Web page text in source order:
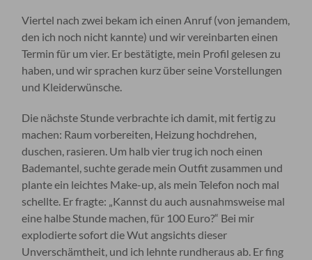
Viertel nach zwei bekam ich einen Anruf (von jemandem,
den ich noch nicht kannte) und wir vereinbarten einen
Termin für um vier. Er bestätigte, mein Profil gelesen zu
haben, und wir sprachen kurz über seine Vorstellungen
und Kleiderwünsche.
Die nächste Stunde verbrachte ich damit, mit fertig zu
machen: Raum vorbereiten, Heizung hochdrehen,
duschen, rasieren. Um halb vier trug ich noch einen
Bademantel, suchte gerade mein Outfit zusammen und
plante ein leichtes Make-up, als mein Telefon noch mal
schellte. Er fragte: „Kannst du auch ausnahmsweise mal
eine halbe Stunde machen, für 100 Euro?“ Bei mir
explodierte sofort die Wut angsichts dieser
Unverschämtheit, und ich lehnte rundheraus ab. Er fing